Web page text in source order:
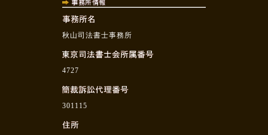
秋山司法書士事務所
4727
301115